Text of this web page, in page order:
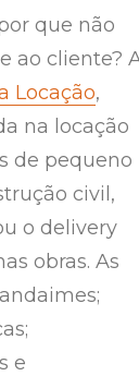
que não
ao cliente?
Locação,
na locação
de pequeno
civil,
o delivery
obras. As
e